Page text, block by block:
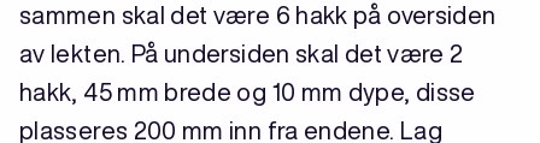
sammen skal det være 6 hakk på oversiden
av lekten. På undersiden skal det være 2
hakk, 45 mm brede og 10 mm dype, disse
plasseres 200 mm inn fra endene. Lag